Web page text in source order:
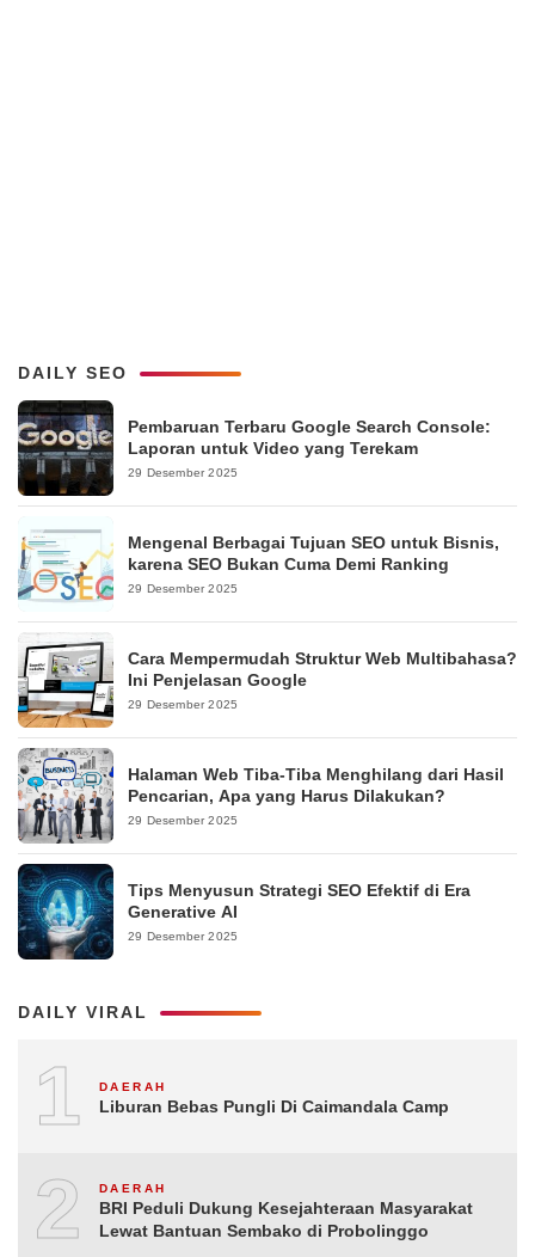
DAILY SEO
Pembaruan Terbaru Google Search Console:
Laporan untuk Video yang Terekam
29 Desember 2025
Mengenal Berbagai Tujuan SEO untuk Bisnis,
karena SEO Bukan Cuma Demi Ranking
29 Desember 2025
Cara Mempermudah Struktur Web Multibahasa?
Ini Penjelasan Google
29 Desember 2025
Halaman Web Tiba-Tiba Menghilang dari Hasil
Pencarian, Apa yang Harus Dilakukan?
29 Desember 2025
Tips Menyusun Strategi SEO Efektif di Era
Generative AI
29 Desember 2025
DAILY VIRAL
1 DAERAH
Liburan Bebas Pungli Di Caimandala Camp
2 DAERAH
BRI Peduli Dukung Kesejahteraan Masyarakat
Lewat Bantuan Sembako di Probolinggo